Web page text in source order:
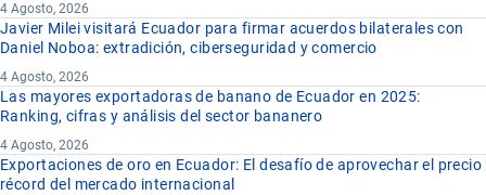
4 Agosto, 2026
Javier Milei visitará Ecuador para firmar acuerdos bilaterales con
Daniel Noboa: extradición, ciberseguridad y comercio
4 Agosto, 2026
Las mayores exportadoras de banano de Ecuador en 2025:
Ranking, cifras y análisis del sector bananero
4 Agosto, 2026
Exportaciones de oro en Ecuador: El desafío de aprovechar el precio
récord del mercado internacional